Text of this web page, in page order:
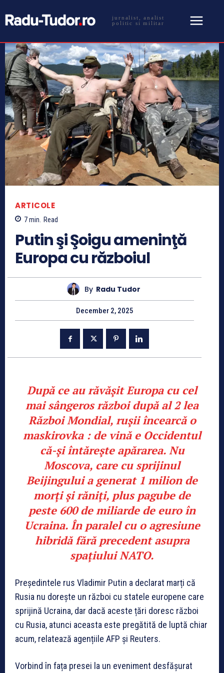
jurnalist, analist
politic si militar
ARTICOLE
7min. Read
Putin şi Şoigu ameninţă
Europa cu războiul
By Radu Tudor
December 2, 2025
După ce au răvăşit Europa cu cel
mai sângeros război după al 2 lea
Război Mondial, ruşii încearcă o
maskirovka : de vină e Occidentul
că-şi întăreşte apărarea. Nu
Moscova, care cu sprijinul
Beijingului a generat 1 milion de
morţi şi răniţi, plus pagube de
peste 600 de miliarde de euro în
Ucraina. În paralel cu o agresiune
hibridă fără precedent asupra
spaţiului NATO.
Președintele rus Vladimir Putin a declarat marți că
Rusia nu dorește un război cu statele europene care
sprijină Ucraina, dar dacă aceste țări doresc război
cu Rusia, atunci aceasta este pregătită de luptă chiar
acum, relatează agențiile AFP și Reuters.
Vorbind în fața presei la un eveniment desfășurat